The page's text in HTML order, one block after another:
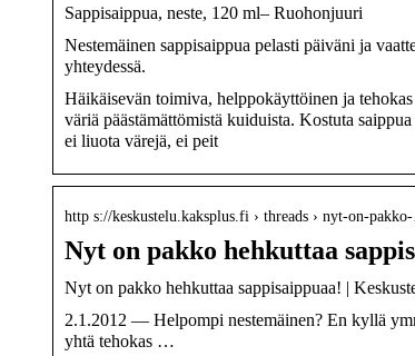
Sappisaippua, neste, 120 ml– Ruohonjuuri
Nestemäinen sappisaippua pelasti päiväni ja
yhteydessä.
Häikäisevän toimiva, helppokäyttöinen ja
väriä päästämättömistä kuiduista. Kostuta
ei liuota värejä, ei peit
http s://keskustelu.kaksplus.fi › threads › nyt-on-pakko-
Nyt on pakko hehkuttaa
Nyt on pakko hehkuttaa sappisaippuaa! |
2.1.2012 — Helpompi nestemäinen? En kyllä
yhtä tehokas …